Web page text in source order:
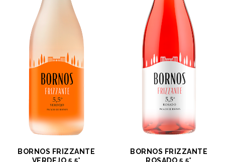
BORNOS FRIZZANTE
BORNOS FRIZZANTE